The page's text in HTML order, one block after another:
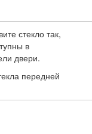
стекло так,
в
двери.
передней